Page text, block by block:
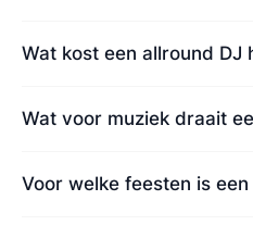
Wat kost een allround DJ
Wat voor muziek draait
Voor welke feesten is